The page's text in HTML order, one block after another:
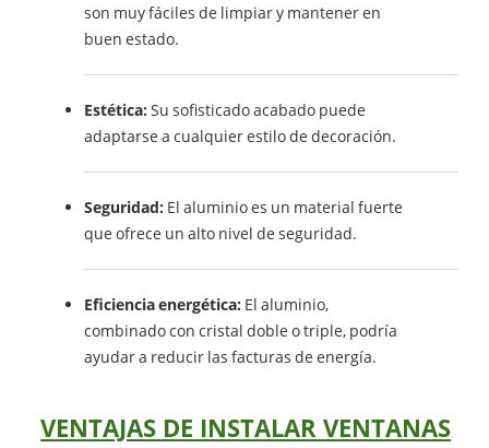
son muy fáciles de limpiar y mantener en
buen estado.
Estética: Su sofisticado acabado puede
adaptarse a cualquier estilo de decoración.
Seguridad: El aluminio es un material fuerte
que ofrece un alto nivel de seguridad.
Eficiencia energética: El aluminio,
combinado con cristal doble o triple, podría
ayudar a reducir las facturas de energía.
VENTAJAS DE INSTALAR VENTANAS